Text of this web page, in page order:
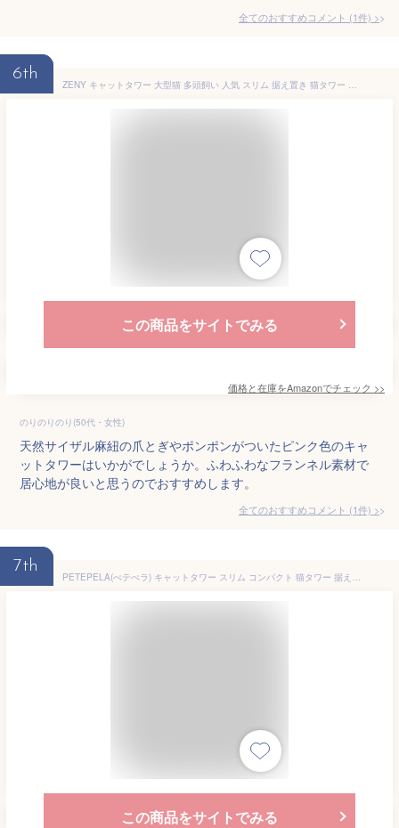
全てのおすすめコメント (1件) >
6th
ZENY キャットタワー 大型猫 多頭飼い 人気 スリム 据え置き 猫タワー 幅65x奥行き66x高さ140cm 多機能 天然サイザル麻 麻紐 爪研ぎ 遊びのポンポン 階段付き 省スペース 安定性 頑丈耐久 日本語取扱説明書付き 組み立て簡単 子猫 成猫 (ピンク)
この商品をサイトでみる
価格と在庫をAmazonでチェック >>
のりのりのり(50代・女性)
天然サイザル麻紐の爪とぎやポンポンがついたピンク色のキャ
ットタワーはいかがでしょうか。ふわふわなフランネル素材で
居心地が良いと思うのでおすすめします。
全てのおすすめコメント (1件) >
7th
PETEPELA(ぺテぺラ) キャットタワー スリム コンパクト 猫タワー 据え置き 置き型 省スペース ハンモック 爪研ぎ 見晴台 人気 ボンボン 天然麻紐 シンプル 運動不足解消 多頭飼い - ピンク M 高さ116cm
この商品をサイトでみる